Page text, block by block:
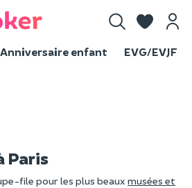
Anniversaire enfant EVG/EVJF
Paris
file pour les plus beaux musées et